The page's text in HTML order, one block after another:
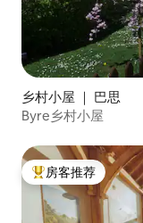
乡村小屋 ｜ 巴思
Byre乡村小屋
热门「房客推荐」
房客推荐